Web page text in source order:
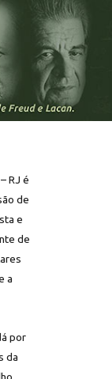
RJ é
de
e
de
a
por
da